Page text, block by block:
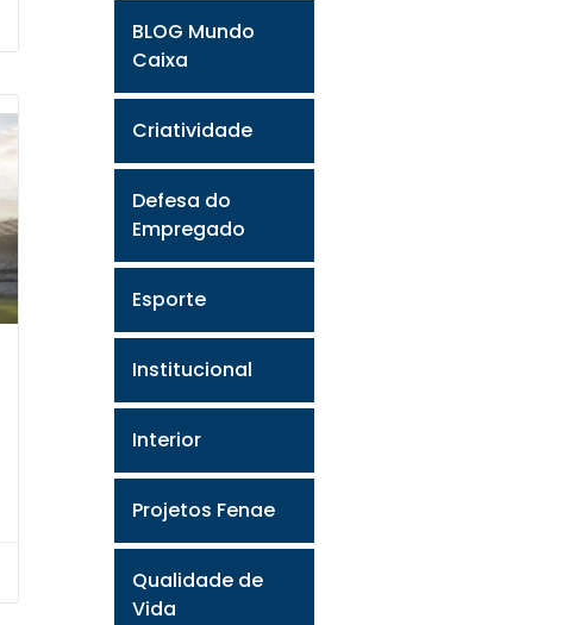
BLOG Mundo
Caixa
Criatividade
Defesa do
Empregado
Esporte
Institucional
Interior
Projetos Fenae
Qualidade de
Vida